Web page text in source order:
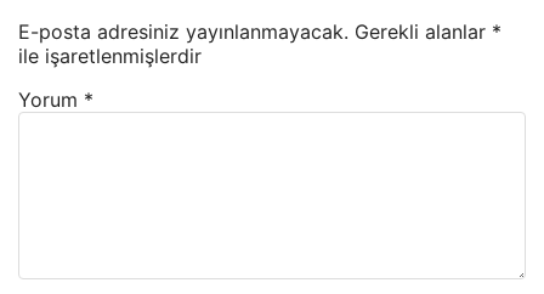
E-posta adresiniz yayınlanmayacak. Gerekli alanlar *
ile işaretlenmişlerdir
Yorum *